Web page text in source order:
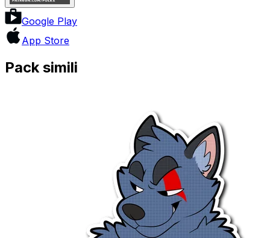
Google Play
App Store
Pack simili